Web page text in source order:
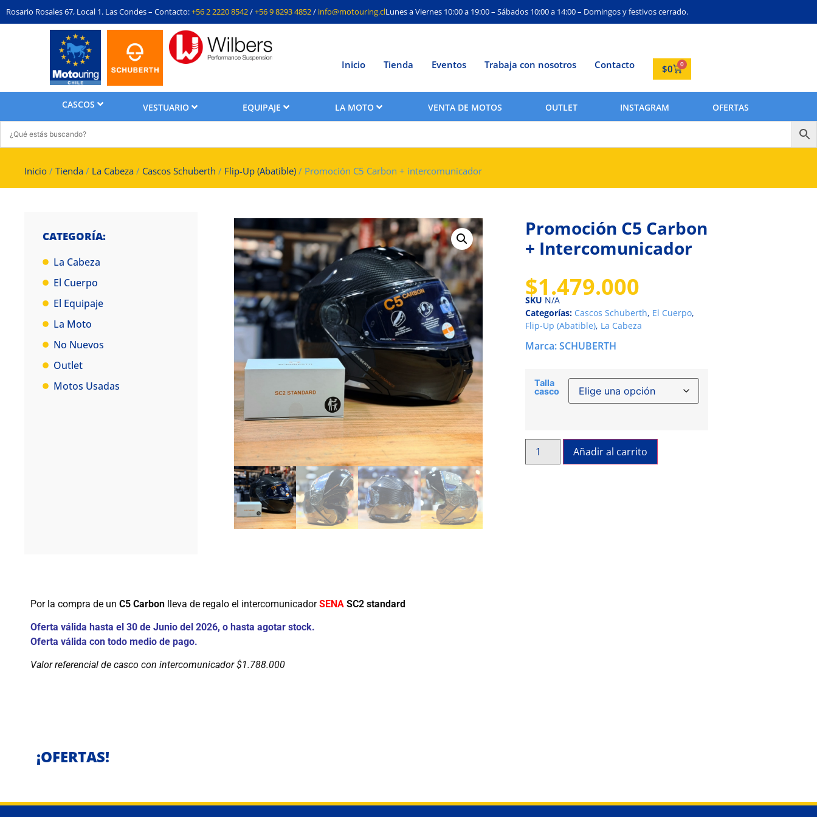
Rosario Rosales 67, Local 1. Las Condes – Contacto:+56 2 2220 8542/+56 9 8293 4852/ info@motouring.clLunes a Viernes 10:00 a 19:00 – Sábados 10:00 a 14:00 – Domingos y festivos cerrado.
Inicio Tienda Eventos Trabaja con nosotros Contacto $0 0
CASCOS VESTUARIO EQUIPAJE LA MOTO VENTA DE MOTOS OUTLET INSTAGRAM OFERTAS
Inicio / Tienda / La Cabeza / Cascos Schuberth / Flip-Up (Abatible) / Promoción C5 Carbon + intercomunicador
CATEGORÍA:
La Cabeza
El Cuerpo
El Equipaje
La Moto
No Nuevos
Outlet
Motos Usadas
Promoción C5 Carbon
+ Intercomunicador
$1.479.000
SKU N/A
Categorías: Cascos Schuberth, El Cuerpo,
Flip-Up (Abatible), La Cabeza
Marca:SCHUBERTH
Talla
casco
Añadir al carrito
Por la compra de un C5 Carbon lleva de regalo el intercomunicadorSENA SC2 standard
Oferta válida hasta el 30 de Junio del 2026, o hasta agotar stock.
Oferta válida con todo medio de pago.
Valor referencial de casco con intercomunicador $1.788.000
¡OFERTAS!